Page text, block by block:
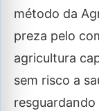
método da
preza pelo
agricultura
sem risco a